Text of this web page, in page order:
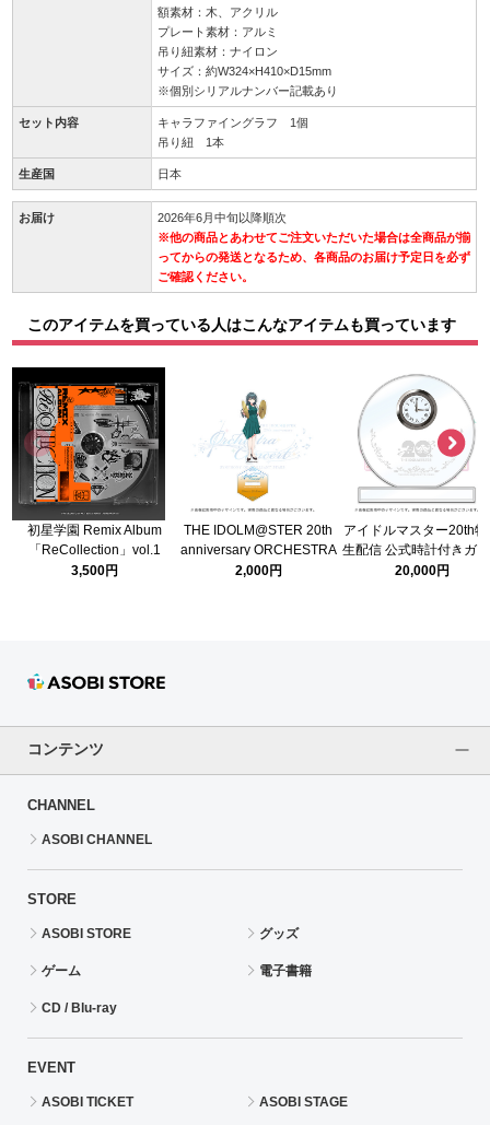
額素材：木、アクリル
プレート素材：アルミ
吊り紐素材：ナイロン
サイズ：約W324×H410×D15mm
※個別シリアルナンバー記載あり
セット内容
キャラファイングラフ 1個
吊り紐 1本
生産国 日本
お届け
2026年6月中旬以降順次
※他の商品とあわせてご注文いただいた場合は全商品が揃
ってからの発送となるため、各商品のお届け予定日を必ず
ご確認ください。
このアイテムを買っている人はこんなアイテムも買っています
初星学園 Remix Album
「ReCollection」vol.1
3,500円
THE IDOLM@STER 20th
anniversary ORCHESTRA
CONCERT 公式アクリルス
2,000円
アイドルマスター20th
生配信 公式時計付きガ
トロフィー
20,000円
コンテンツ
CHANNEL
ASOBI CHANNEL
STORE
ASOBI STORE グッズ
ゲーム 電子書籍
CD / Blu-ray
EVENT
ASOBI TICKET ASOBI STAGE